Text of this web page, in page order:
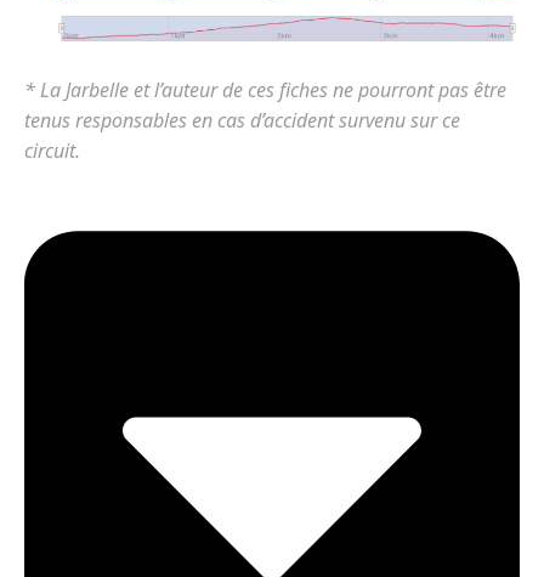
* La Jarbelle et l’auteur de ces fiches ne pourront pas être
tenus responsables en cas d’accident survenu sur ce
circuit.